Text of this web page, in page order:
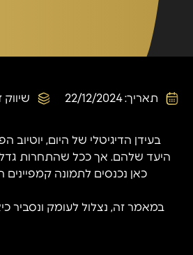
תאריך: 22/12/2024 שיווק
בעידן הדיגיטלי של היום,
היעד שלהם. אך ככל שהתחרות
כאן נכנסים לתמונה
במאמר זה, נצלול לעומק ונסביר